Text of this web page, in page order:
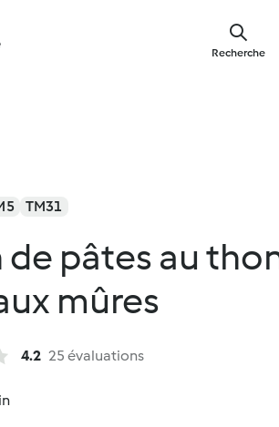
Recherche
TM31
pâtes au
mûres
4.2 25 évaluations